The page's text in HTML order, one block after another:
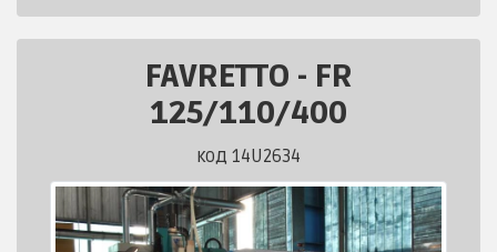
FAVRETTO - FR
125/110/400
код 14U2634